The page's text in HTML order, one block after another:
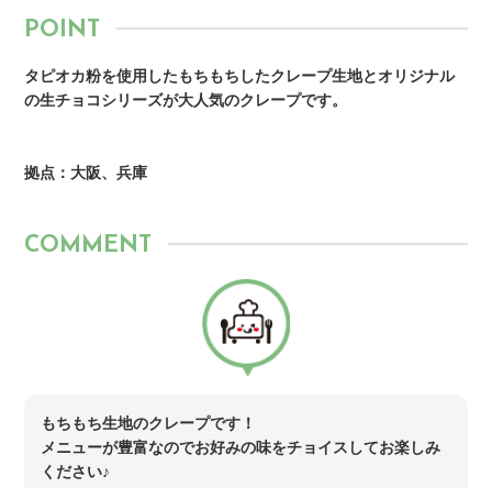
POINT
タピオカ粉を使用したもちもちしたクレープ生地とオリジナル
の生チョコシリーズが大人気のクレープです。
拠点：大阪、兵庫
COMMENT
もちもち生地のクレープです！
メニューが豊富なのでお好みの味をチョイスしてお楽しみ
ください♪